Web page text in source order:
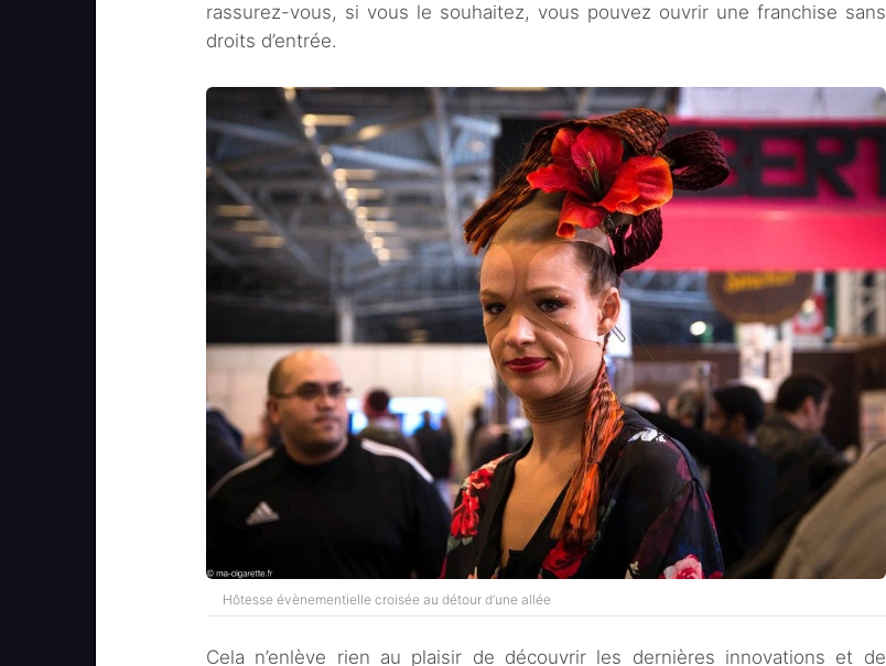
rassurez-vous, si vous le souhaitez, vous pouvez ouvrir une franchise sans
droits d’entrée.
Hôtesse évènementielle croisée au détour d’une allée
Cela n’enlève rien au plaisir de découvrir les dernières innovations et de